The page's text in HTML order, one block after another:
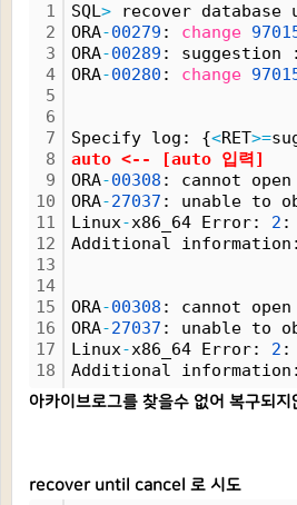
1
2
3
4
5
6
7
8
9
10
11
12
13
14
15
16
17
18
SQL> recover
ORA-00279 : change
ORA-00289 : suggestion
ORA-00280 : change
Specify log: {<RET>=
auto <-- [auto 입력]
ORA-00308 : cannot
ORA-27037 : unable to
Linux-x86_64 Error: 2 :
Additional
ORA-00308 : cannot
ORA-27037 : unable to
Linux-x86_64 Error: 2 :
Additional
아카이브로그를 찾을수 없어 복구되지
recover until cancel 로 시도